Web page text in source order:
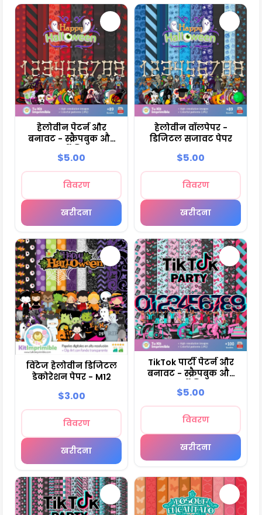
हैलोवीन पैटर्न और
बनावट - स्क्रैपबुक और
$5.00
विवरण
खरीदना
हेलोवीन वॉलपेपर -
डिजिटल सजावट पेपर
$5.00
विवरण
खरीदना
विंटेज हैलोवीन डिजिटल
डेकोरेशन पेपर - M12
$3.00
विवरण
खरीदना
TikTok पार्टी पैटर्न और
बनावट - स्क्रैपबुक और
$5.00
विवरण
खरीदना